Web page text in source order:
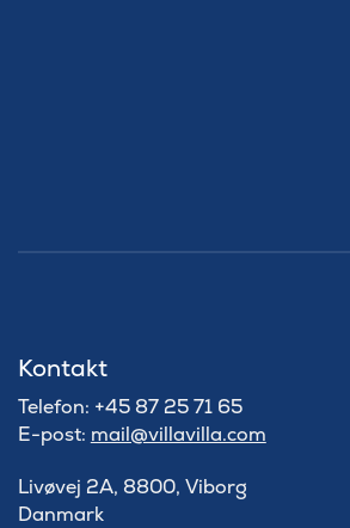
Kontakt
Telefon: +45 87 25 71 65
E-post: mail@villavilla.com
Livøvej 2A, 8800, Viborg
Danmark